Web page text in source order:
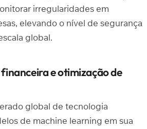
irregularidades em
elevando o nível de segurança
global.
e otimização de
global de tecnologia
de machine learning em sua